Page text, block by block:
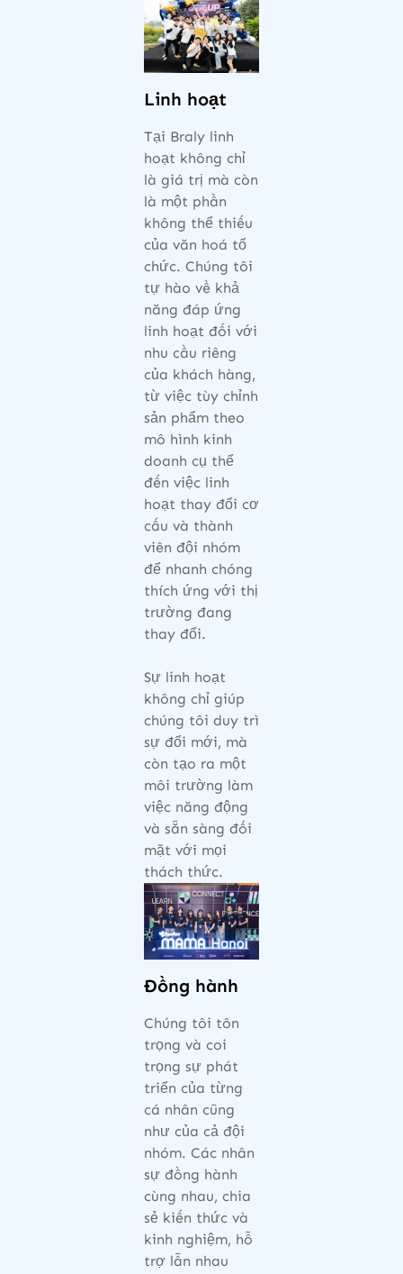
Linh hoạt
Tại Braly linh
hoạt không chỉ
là giá trị mà còn
là một phần
không thể thiếu
của văn hoá tổ
chức. Chúng tôi
tự hào về khả
năng đáp ứng
linh hoạt đối với
nhu cầu riêng
của khách hàng,
từ việc tùy chỉnh
sản phẩm theo
mô hình kinh
doanh cụ thể
đến việc linh
hoạt thay đổi cơ
cấu và thành
viên đội nhóm
để nhanh chóng
thích ứng với thị
trường đang
thay đổi.
Sự linh hoạt
không chỉ giúp
chúng tôi duy trì
sự đổi mới, mà
còn tạo ra một
môi trường làm
việc năng động
và sẵn sàng đối
mặt với mọi
thách thức.
Đồng hành
Chúng tôi tôn
trọng và coi
trọng sự phát
triển của từng
cá nhân cũng
như của cả đội
nhóm. Các nhân
sự đồng hành
cùng nhau, chia
sẻ kiến thức và
kinh nghiệm, hỗ
trợ lẫn nhau